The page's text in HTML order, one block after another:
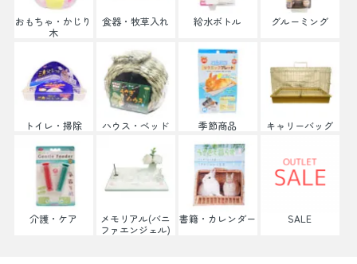
おもちゃ・かじり
木
食器・牧草入れ 給水ボトル グルーミング
トイレ・掃除 ハウス・ベッド 季節商品 キャリーバッグ
介護・ケア
メモリアル(バニ
ファエンジェル)
書籍・カレンダー SALE